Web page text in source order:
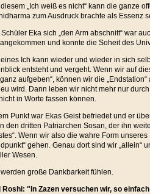
„Ich weiß es nicht“ kann die ganze
zum Ausdruck brachte als Essenz
Eka sich „den Arm abschnitt“ war
und konnte die Soheit des
Ich kann wieder und wieder in sich
entsteht und vergeht. Wenn wir auf
aufgeben“, können wir die
wird. Dann leben wir nicht mehr nur
in Worte fassen können.
Punkt war Ekas Geist befriedet und er
den dritten Patriarchen Sosan, der ihn
Wenn wir also die wahre Form
gehen. Genau dort sind wir „allein“
Wesen.
große Dankbarkeit fühlen.
Roshi: "In Zazen versuchen wir, so